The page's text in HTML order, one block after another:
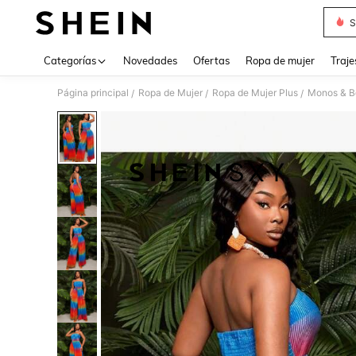
Categorías Novedades Ofertas Ropa de mujer
Página principal / Ropa de Mujer / Ropa de Mujer Plus / Monos &